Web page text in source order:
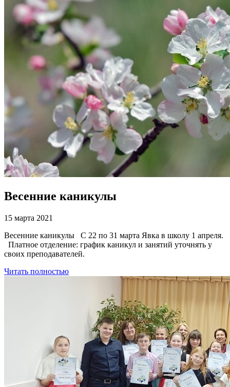
Весенние каникулы
15 марта 2021
Весенние каникулы С 22 по 31 марта Явка в школу 1 апреля.
Платное отделение: график каникул и занятий уточнять у
своих преподавателей.
Читать полностью